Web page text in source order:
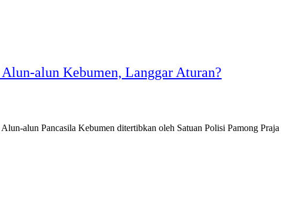
alun Kebumen, Langgar Aturan?
alun Pancasila Kebumen ditertibkan oleh Satuan Polisi Pamong